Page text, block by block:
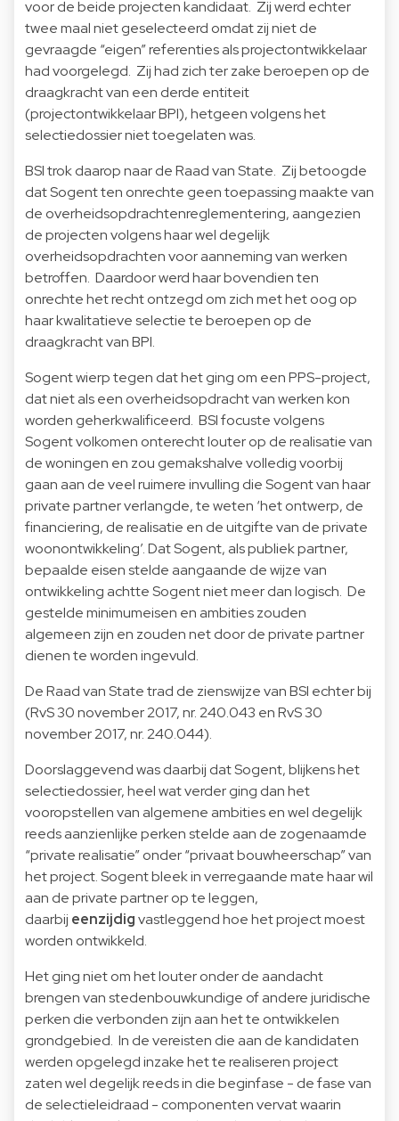
voor de beide projecten kandidaat. Zij werd echter
twee maal niet geselecteerd omdat zij niet de
gevraagde “eigen” referenties als projectontwikkelaar
had voorgelegd. Zij had zich ter zake beroepen op de
draagkracht van een derde entiteit
(projectontwikkelaar BPI), hetgeen volgens het
selectiedossier niet toegelaten was.
BSI trok daarop naar de Raad van State. Zij betoogde
dat Sogent ten onrechte geen toepassing maakte van
de overheidsopdrachtenreglementering, aangezien
de projecten volgens haar wel degelijk
overheidsopdrachten voor aanneming van werken
betroffen. Daardoor werd haar bovendien ten
onrechte het recht ontzegd om zich met het oog op
haar kwalitatieve selectie te beroepen op de
draagkracht van BPI.
Sogent wierp tegen dat het ging om een PPS-project,
dat niet als een overheidsopdracht van werken kon
worden geherkwalificeerd. BSI focuste volgens
Sogent volkomen onterecht louter op de realisatie van
de woningen en zou gemakshalve volledig voorbij
gaan aan de veel ruimere invulling die Sogent van haar
private partner verlangde, te weten ‘het ontwerp, de
financiering, de realisatie en de uitgifte van de private
woonontwikkeling’. Dat Sogent, als publiek partner,
bepaalde eisen stelde aangaande de wijze van
ontwikkeling achtte Sogent niet meer dan logisch. De
gestelde minimumeisen en ambities zouden
algemeen zijn en zouden net door de private partner
dienen te worden ingevuld.
De Raad van State trad de zienswijze van BSI echter bij
(RvS 30 november 2017, nr. 240.043 en RvS 30
november 2017, nr. 240.044).
Doorslaggevend was daarbij dat Sogent, blijkens het
selectiedossier, heel wat verder ging dan het
vooropstellen van algemene ambities en wel degelijk
reeds aanzienlijke perken stelde aan de zogenaamde
“private realisatie” onder “privaat bouwheerschap” van
het project. Sogent bleek in verregaande mate haar wil
aan de private partner op te leggen,
daarbij eenzijdigvastleggend hoe het project moest
worden ontwikkeld.
Het ging niet om het louter onder de aandacht
brengen van stedenbouwkundige of andere juridische
perken die verbonden zijn aan het te ontwikkelen
grondgebied. In de vereisten die aan de kandidaten
werden opgelegd inzake het te realiseren project
zaten wel degelijk reeds in die beginfase - de fase van
de selectieleidraad - componenten vervat waarin